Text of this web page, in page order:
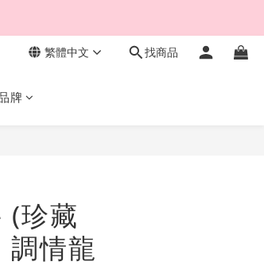
繁體中文 找商品
牌
珍藏
調情龍